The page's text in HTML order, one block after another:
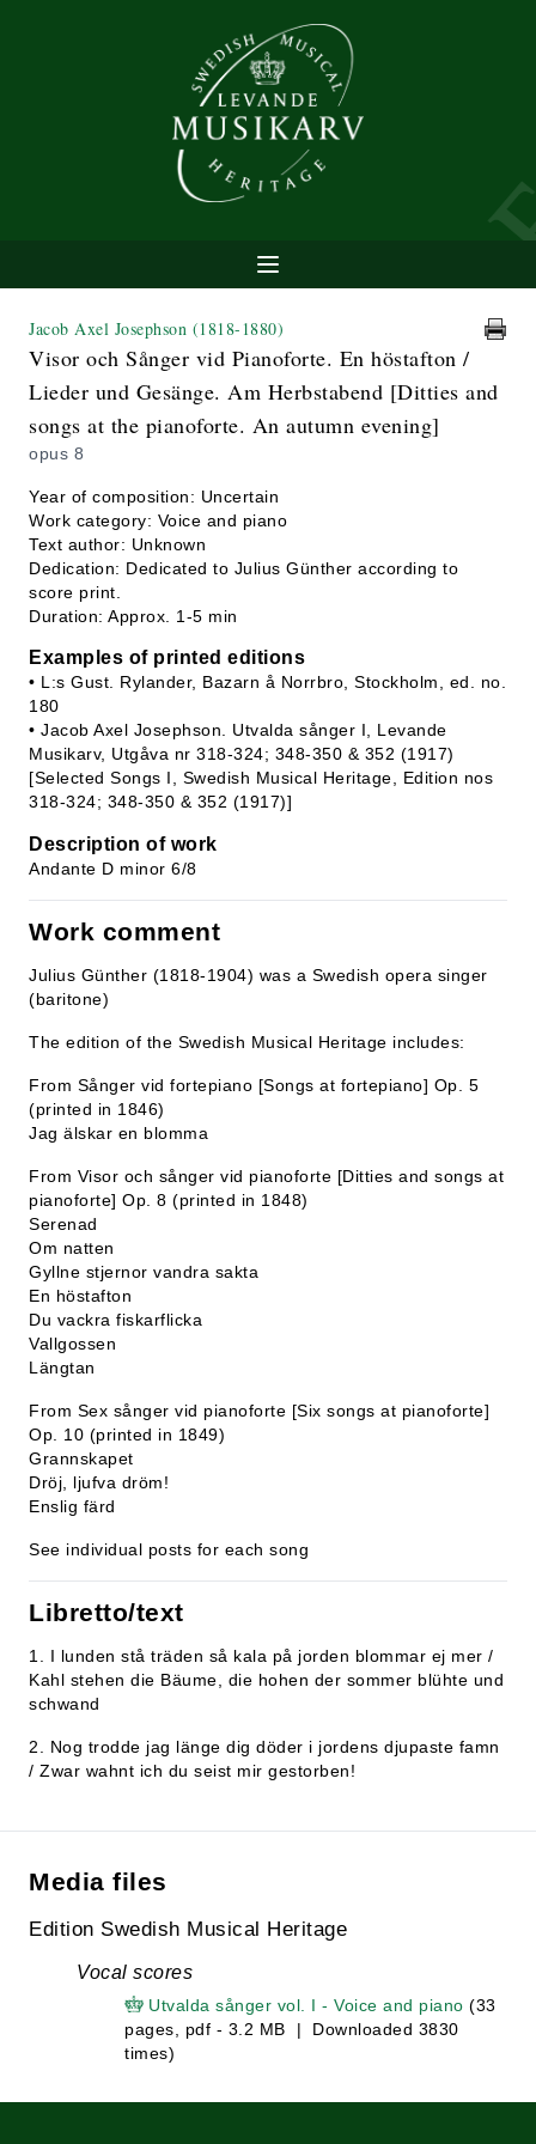
Jacob Axel Josephson (1818-1880)
Visor och Sånger vid Pianoforte. En höstafton /
Lieder und Gesänge. Am Herbstabend [Ditties and
songs at the pianoforte. An autumn evening]
opus 8
Year of composition: Uncertain
Work category: Voice and piano
Text author: Unknown
Dedication: Dedicated to Julius Günther according to
score print.
Duration: Approx. 1-5 min
Examples of printed editions
• L:s Gust. Rylander, Bazarn å Norrbro, Stockholm, ed. no.
180
• Jacob Axel Josephson. Utvalda sånger I, Levande
Musikarv, Utgåva nr 318-324; 348-350 & 352 (1917)
[Selected Songs I, Swedish Musical Heritage, Edition nos
318-324; 348-350 & 352 (1917)]
Description of work
Andante D minor 6/8
Work comment
Julius Günther (1818-1904) was a Swedish opera singer
(baritone)
The edition of the Swedish Musical Heritage includes:
From Sånger vid fortepiano [Songs at fortepiano] Op. 5
(printed in 1846)
Jag älskar en blomma
From Visor och sånger vid pianoforte [Ditties and songs at
pianoforte] Op. 8 (printed in 1848)
Serenad
Om natten
Gyllne stjernor vandra sakta
En höstafton
Du vackra fiskarflicka
Vallgossen
Längtan
From Sex sånger vid pianoforte [Six songs at pianoforte]
Op. 10 (printed in 1849)
Grannskapet
Dröj, ljufva dröm!
Enslig färd
See individual posts for each song
Libretto/text
1. I lunden stå träden så kala på jorden blommar ej mer /
Kahl stehen die Bäume, die hohen der sommer blühte und
schwand
2. Nog trodde jag länge dig döder i jordens djupaste famn
/ Zwar wahnt ich du seist mir gestorben!
Media files
Edition Swedish Musical Heritage
Vocal scores
Utvalda sånger vol. I - Voice and piano (33
pages, pdf - 3.2 MB | Downloaded 3830
times)